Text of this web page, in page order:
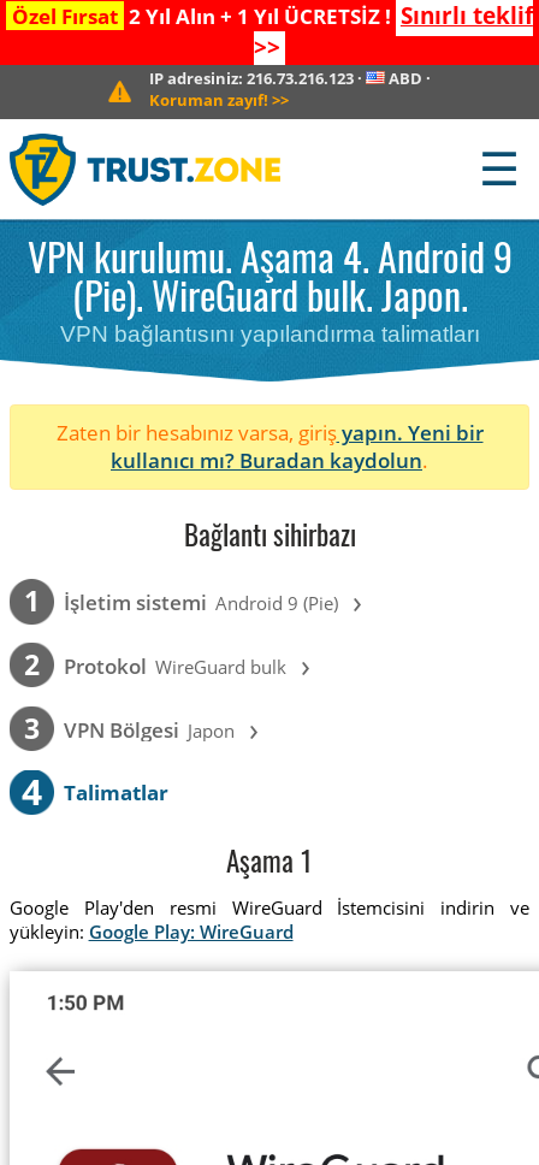
Özel Fırsat 2 Yıl Alın + 1 Yıl ÜCRETSİZ ! Sınırlı teklif
>>
IP adresiniz:216.73.216.123 · ABD ·
Koruman zayıf! >>
☰
VPN kurulumu. Aşama 4. Android 9
(Pie). WireGuard bulk. Japon.
VPN bağlantısını yapılandırma talimatları
Zaten bir hesabınız varsa, girişyapın. Yeni bir
kullanıcı mı? Buradan kaydolun.
Bağlantı sihirbazı
1 İşletim sistemi Android 9 (Pie) ›
2 Protokol WireGuard bulk ›
3 VPN Bölgesi Japon ›
4 Talimatlar
Aşama 1
Google Play'den resmi WireGuard İstemcisini indirin ve
yükleyin: Google Play: WireGuard